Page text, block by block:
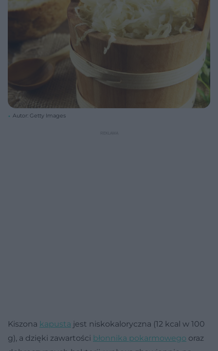
Autor: Getty Images
Kiszona kapusta jest niskokaloryczna (12 kcal w 100
g), a dzięki zawartości błonnika pokarmowego oraz